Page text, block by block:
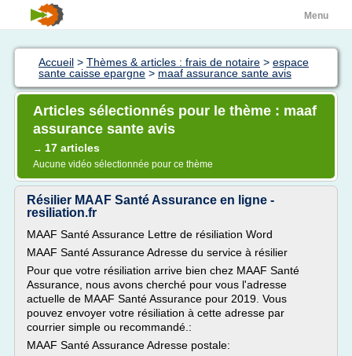
Menu
Accueil > Thèmes & articles : frais de notaire > espace
sante caisse epargne > maaf assurance sante avis
Articles sélectionnés pour le thème : maaf
assurance sante avis
→ 17 articles
Aucune vidéo sélectionnée pour ce thème
Résilier MAAF Santé Assurance en ligne -
resiliation.fr
MAAF Santé Assurance Lettre de résiliation Word
MAAF Santé Assurance Adresse du service à résilier
Pour que votre résiliation arrive bien chez MAAF Santé
Assurance, nous avons cherché pour vous l'adresse
actuelle de MAAF Santé Assurance pour 2019. Vous
pouvez envoyer votre résiliation à cette adresse par
courrier simple ou recommandé.:
MAAF Santé Assurance Adresse postale: